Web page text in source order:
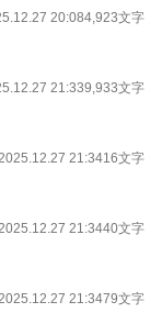
20:084,923文字
21:339,933文字
21:3416文字
21:3440文字
21:3479文字